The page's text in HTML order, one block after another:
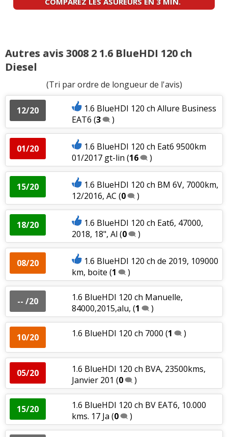
Autres avis 3008 2 1.6 BlueHDI 120 ch
Diesel
(Tri par ordre de longueur de l'avis)
12/20
1.6 BlueHDI 120 ch Allure Business
EAT6 (3 )
01/20
1.6 BlueHDI 120 ch Eat6 9500km
01/2017 gt-lin (16 )
15/20
1.6 BlueHDI 120 ch BM 6V, 7000km,
12/2016, AC (0 )
18/20
1.6 BlueHDI 120 ch Eat6, 47000,
2018, 18", Al (0 )
08/20
1.6 BlueHDI 120 ch de 2019, 109000
km, boite (1 )
-- /20
1.6 BlueHDI 120 ch Manuelle,
84000,2015,alu, (1 )
10/20 1.6 BlueHDI 120 ch 7000 (1 )
05/20
1.6 BlueHDI 120 ch BVA, 23500kms,
Janvier 201 (0 )
15/20
1.6 BlueHDI 120 ch BV EAT6, 10.000
kms. 17 Ja (0 )